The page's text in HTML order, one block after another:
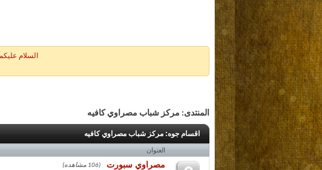
السلام
المنتدى: مركز شباب مصراوي كافيه
اقسام جوه: مركز شباب مصراوي كافيه
العنوان
مصراوي سبورت
(106 مشاهده)